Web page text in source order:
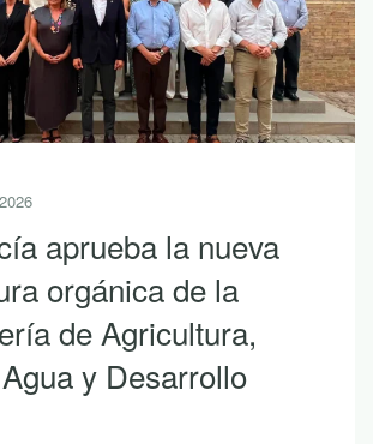
de verano para
la riqueza de
con LEADER
de esos días prometedores en
a saborear y planificar